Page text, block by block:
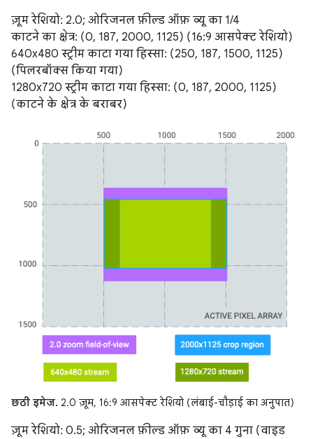
ज़ूम रेशियो: 2.0; ओरिजनल फ़ील्ड ऑफ़ व्यू का 1/4
काटने का क्षेत्र: (0, 187, 2000, 1125) (16:9 आसपेक्ट रेशियो)
640x480 स्ट्रीम काटा गया हिस्सा: (250, 187, 1500, 1125)
(पिलरबॉक्स किया गया)
1280x720 स्ट्रीम काटा गया हिस्सा: (0, 187, 2000, 1125)
(काटने के क्षेत्र के बराबर)
छठी इमेज. 2.0 ज़ूम, 16:9 आसपेक्ट रेशियो (लंबाई-चौड़ाई का अनुपात)
ज़ूम रेशियो: 0.5; ओरिजनल फ़ील्ड ऑफ़ व्यू का 4 गुना (वाइड